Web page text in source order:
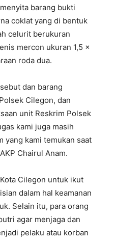
barang bukti
coklat yang di bentuk
celurit berukuran
mercon ukuran 1,5 x
roda dua.
dan barang
Cilegon, dan
unit Reskrim Polsek
kami juga masih
yang kami temukan saat
Chairul Anam.
Cilegon untuk ikut
dalam hal keamanan
Selain itu, para orang
agar menjaga dan
pelaku atau korban